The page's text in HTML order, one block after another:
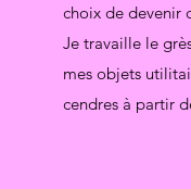
choix de
Je travaille le
mes objets
cendres à partir